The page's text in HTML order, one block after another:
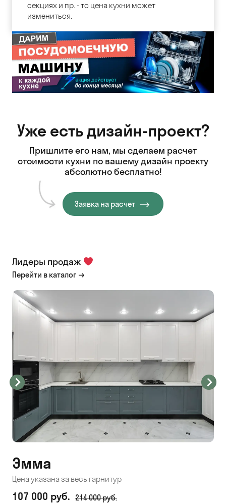
секциях и пр. - то цена кухни может
измениться.
Уже есть дизайн-проект?
Пришлите его нам, мы сделаем расчет
стоимости кухни по вашему дизайн проекту
абсолютно бесплатно!
Заявка на расчет
Лидеры продаж
Перейти в каталог
Эмма
Цена указана за весь гарнитур
107 000 руб. 214 000 руб.